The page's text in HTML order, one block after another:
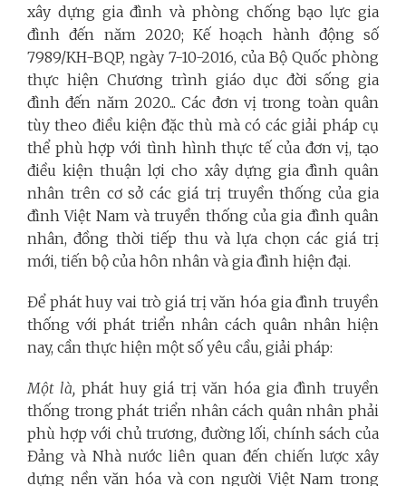
xây dựng gia đình và phòng chống bạo lực gia
đình đến năm 2020; Kế hoạch hành động số
7989/KH-BQP, ngày 7-10-2016, của Bộ Quốc phòng
thực hiện Chương trình giáo dục đời sống gia
đình đến năm 2020... Các đơn vị trong toàn quân
tùy theo điều kiện đặc thù mà có các giải pháp cụ
thể phù hợp với tình hình thực tế của đơn vị, tạo
điều kiện thuận lợi cho xây dựng gia đình quân
nhân trên cơ sở các giá trị truyền thống của gia
đình Việt Nam và truyền thống của gia đình quân
nhân, đồng thời tiếp thu và lựa chọn các giá trị
mới, tiến bộ của hôn nhân và gia đình hiện đại.
Để phát huy vai trò giá trị văn hóa gia đình truyền
thống với phát triển nhân cách quân nhân hiện
nay, cần thực hiện một số yêu cầu, giải pháp:
Một là, phát huy giá trị văn hóa gia đình truyền
thống trong phát triển nhân cách quân nhân phải
phù hợp với chủ trương, đường lối, chính sách của
Đảng và Nhà nước liên quan đến chiến lược xây
dựng nền văn hóa và con người Việt Nam trong